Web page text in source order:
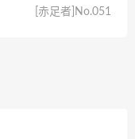
[赤足者]No.051